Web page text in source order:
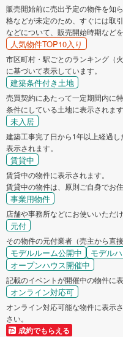
販売開始前に売出予定の物件を知
格などが未定のため、すぐには取
などについて、販売開始時期などを
人気物件TOP10入り
市区町村・駅ごとのランキング（
に基づいて表示しています。
建築条件付き土地
売買契約にあたって一定期間内に
条件にしている土地に表示されます
未入居
建築工事完了日から1年以上経過
表示されます。
賃貸中
賃貸中の物件に表示されます。
賃貸中の物件は、原則ご自身でお
事業用物件
店舗や事務所などにお使いいただ
元付
その物件の元付業者（売主から直
モデルルーム公開中 モデル
オープンハウス開催中
記載のイベントが開催中の物件に表
オンライン対応可
オンライン対応可能な物件に表示
さい。
成約でもらえる